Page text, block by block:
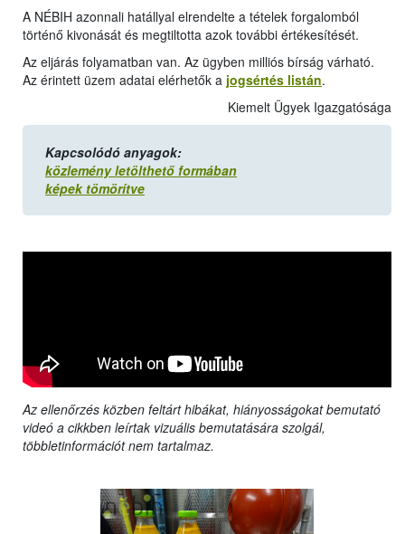
A NÉBIH azonnali hatállyal elrendelte a tételek forgalomból
történő kivonását és megtiltotta azok további értékesítését.
Az eljárás folyamatban van. Az ügyben milliós bírság várható.
Az érintett üzem adatai elérhetők a jogsértés listán.
Kiemelt Ügyek Igazgatósága
Kapcsolódó anyagok:
közlemény letölthető formában
képek tömörítve
Az ellenőrzés közben feltárt hibákat, hiányosságokat bemutató
videó a cikkben leírtak vizuális bemutatására szolgál,
többletinformációt nem tartalmaz.